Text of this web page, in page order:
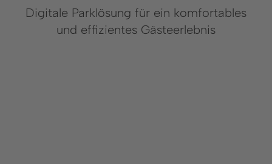
Digitale Parklösung für ein komfortables
und effizientes Gästeerlebnis